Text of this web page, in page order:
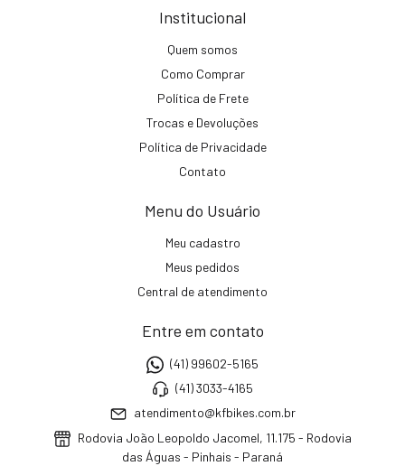
Institucional
Quem somos
Como Comprar
Política de Frete
Trocas e Devoluções
Política de Privacidade
Contato
Menu do Usuário
Meu cadastro
Meus pedidos
Central de atendimento
Entre em contato
(41) 99602-5165
(41) 3033-4165
atendimento@kfbikes.com.br
Rodovia João Leopoldo Jacomel, 11.175 - Rodovia
das Águas - Pinhais - Paraná